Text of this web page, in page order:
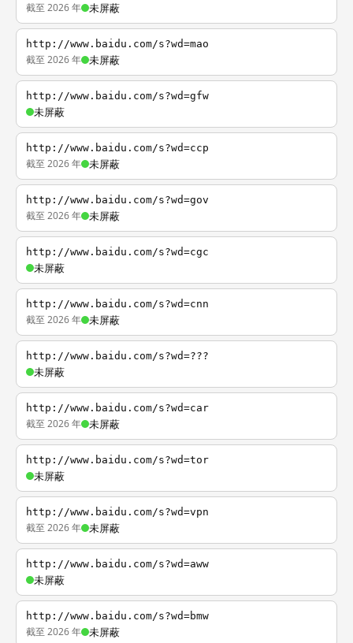
截至 2026 年 未屏蔽
http://www.baidu.com/s?wd=mao
截至 2026 年 未屏蔽
http://www.baidu.com/s?wd=gfw
未屏蔽
http://www.baidu.com/s?wd=ccp
截至 2026 年 未屏蔽
http://www.baidu.com/s?wd=gov
截至 2026 年 未屏蔽
http://www.baidu.com/s?wd=cgc
未屏蔽
http://www.baidu.com/s?wd=cnn
截至 2026 年 未屏蔽
http://www.baidu.com/s?wd=???
未屏蔽
http://www.baidu.com/s?wd=car
截至 2026 年 未屏蔽
http://www.baidu.com/s?wd=tor
未屏蔽
http://www.baidu.com/s?wd=vpn
截至 2026 年 未屏蔽
http://www.baidu.com/s?wd=aww
未屏蔽
http://www.baidu.com/s?wd=bmw
截至 2026 年 未屏蔽